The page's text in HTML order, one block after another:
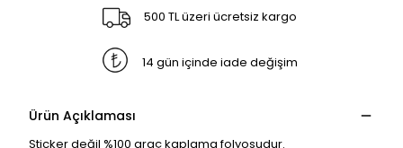
500 TL üzeri ücretsiz kargo
14 gün içinde iade değişim
Ürün Açıklaması
Sticker değil %100 araç kaplama folyosudur.